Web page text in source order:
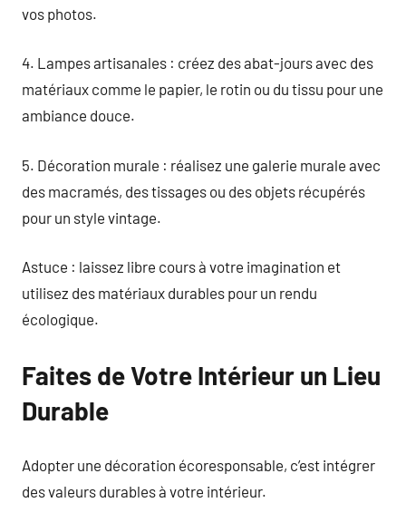
vos photos.
4. Lampes artisanales : créez des abat-jours avec des
matériaux comme le papier, le rotin ou du tissu pour une
ambiance douce.
5. Décoration murale : réalisez une galerie murale avec
des macramés, des tissages ou des objets récupérés
pour un style vintage.
Astuce : laissez libre cours à votre imagination et
utilisez des matériaux durables pour un rendu
écologique.
Faites de Votre Intérieur un Lieu
Durable
Adopter une décoration écoresponsable, c’est intégrer
des valeurs durables à votre intérieur.